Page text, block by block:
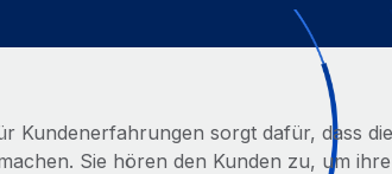
Kundenerfahrungen sorgt dafür, dass
Sie hören den Kunden zu, um